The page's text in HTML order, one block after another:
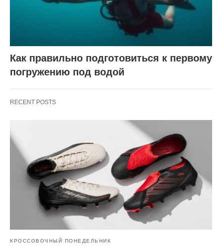
Как правильно подготовиться к первому
погружению под водой
RECENT POSTS
КРОССОВОЧНЫЙ ПОНЕДЕЛЬНИК